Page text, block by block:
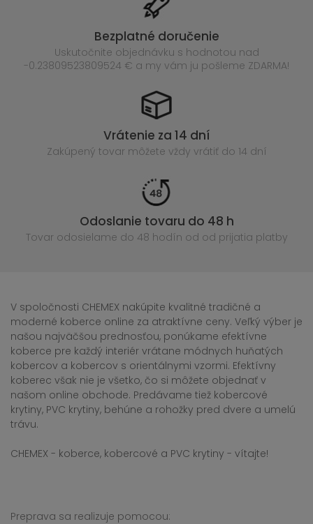
Bezplatné doručenie
Uskutočnite objednávku s hodnotou nad
-0.23809523809524 € a my vám ju pošleme ZDARMA!
Vrátenie za 14 dní
Zakúpený tovar môžete vždy vrátiť do 14 dní
Odoslanie tovaru do 48 h
Tovar odosielame do 48 hodín od od prijatia platby
V spoločnosti CHEMEX nakúpite kvalitné tradičné a
moderné koberce online za atraktívne ceny. Veľký výber je
našou najväčšou prednosťou, ponúkame efektívne
koberce pre každý interiér vrátane módnych huňatých
kobercov a kobercov s orientálnymi vzormi. Efektívny
koberec však nie je všetko, čo si môžete objednať v
našom online obchode. Predávame tiež kobercové
krytiny, PVC krytiny, behúne a rohožky pred dvere a umelú
trávu.
CHEMEX - koberce, kobercové a PVC krytiny - vítajte!
Preprava sa realizuje pomocou: